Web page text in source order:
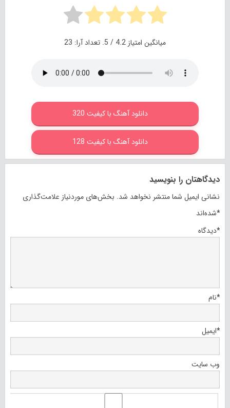
میانگین امتیاز 4.2 / 5. تعداد آرا: 23
دانلود آهنگ با کیفیت 320
دانلود آهنگ با کیفیت 128
دیدگاهتان را بنویسید
نشانی ایمیل شما منتشر نخواهد شد. بخش‌های موردنیاز علامت‌گذاری
شده‌اند*
دیدگاه*
نام*
ایمیل*
وب‌ سایت